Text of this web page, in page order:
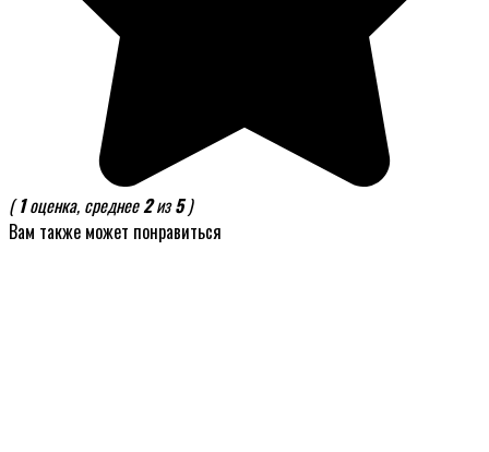
(1оценка, среднее2из5)
Вам также может понравиться